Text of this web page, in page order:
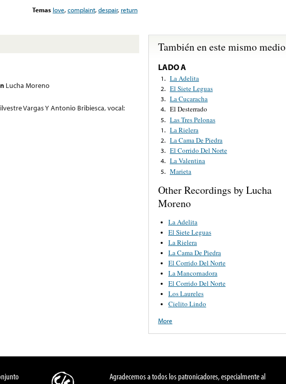
Temas love,complaint,despair, return
Lucha Moreno
Vargas Y Antonio Bribiesca, vocal:
También en este mismo medio
LADO A
1. La Adelita
2. El Siete Leguas
3. La Cucaracha
4. El Desterrado
5. Las Tres Pelonas
1. La Rielera
2. La Cama De Piedra
3. El Corrido Del Norte
4. La Valentina
5. Marieta
Other Recordings by Lucha
Moreno
La Adelita
El Siete Leguas
La Rielera
La Cama De Piedra
El Corrido Del Norte
La Mancornadora
El Corrido Del Norte
Los Laureles
Cielito Lindo
More
Agradecemos a todos los patronicadores, especialmente al